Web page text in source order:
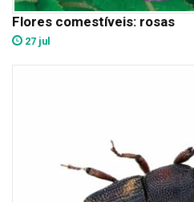
Flores comestíveis: rosas
27 jul